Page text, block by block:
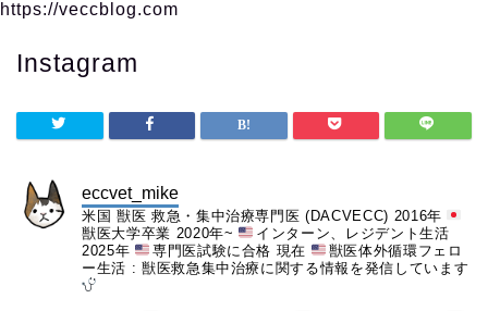
https://veccblog.com
Instagram
eccvet_mike
米国 獣医 救急・集中治療専門医 (DACVECC) 2016年
獣医大学卒業 2020年~
インターン、レジデント生活
2025年
専門医試験に合格 現在
獣医体外循環フェロ
ー生活 : 獣医救急集中治療に関する情報を発信しています